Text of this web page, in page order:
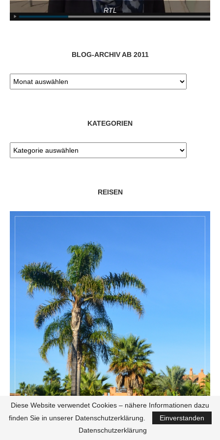
RTL
BLOG-ARCHIV AB 2011
KATEGORIEN
REISEN
Diese Website verwendet Cookies – nähere Informationen dazu
finden Sie in unserer Datenschutzerklärung.
Einverstanden
Datenschutzerklärung